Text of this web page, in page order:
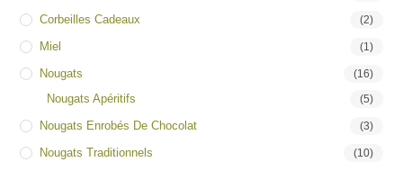
Corbeilles Cadeaux (2)
Miel (1)
Nougats (16)
Nougats Apéritifs (5)
Nougats Enrobés De Chocolat (3)
Nougats Traditionnels (10)